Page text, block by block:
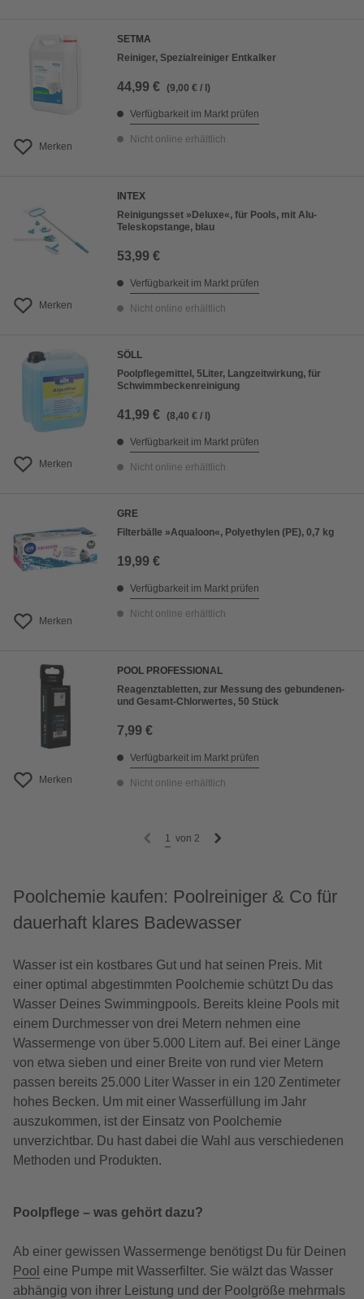
Merken
SETMA
Reiniger, Spezialreiniger Entkalker
44,99 € (9,00 € / l)
Verfügbarkeit im Markt prüfen
Nicht online erhältlich
Merken
INTEX
Reinigungsset »Deluxe«, für Pools, mit Alu-
Teleskopstange, blau
53,99 €
Verfügbarkeit im Markt prüfen
Nicht online erhältlich
Merken
SÖLL
Poolpflegemittel, 5Liter, Langzeitwirkung, für
Schwimmbeckenreinigung
41,99 € (8,40 € / l)
Verfügbarkeit im Markt prüfen
Nicht online erhältlich
Merken
GRE
Filterbälle »Aqualoon«, Polyethylen (PE), 0,7 kg
19,99 €
Verfügbarkeit im Markt prüfen
Nicht online erhältlich
Merken
POOL PROFESSIONAL
Reagenztabletten, zur Messung des gebundenen-
und Gesamt-Chlorwertes, 50 Stück
7,99 €
Verfügbarkeit im Markt prüfen
Nicht online erhältlich
1 von 2
Poolchemie kaufen: Poolreiniger & Co für
dauerhaft klares Badewasser
Wasser ist ein kostbares Gut und hat seinen Preis. Mit
einer optimal abgestimmten Poolchemie schützt Du das
Wasser Deines Swimmingpools. Bereits kleine Pools mit
einem Durchmesser von drei Metern nehmen eine
Wassermenge von über 5.000 Litern auf. Bei einer Länge
von etwa sieben und einer Breite von rund vier Metern
passen bereits 25.000 Liter Wasser in ein 120 Zentimeter
hohes Becken. Um mit einer Wasserfüllung im Jahr
auszukommen, ist der Einsatz von Poolchemie
unverzichtbar. Du hast dabei die Wahl aus verschiedenen
Methoden und Produkten.
Poolpflege – was gehört dazu?
Ab einer gewissen Wassermenge benötigst Du für Deinen
Pool eine Pumpe mit Wasserfilter. Sie wälzt das Wasser
abhängig von ihrer Leistung und der Poolgröße mehrmals